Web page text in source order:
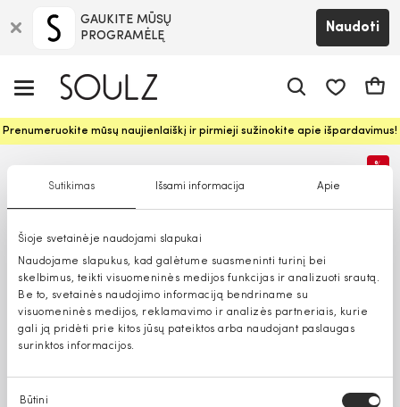
Sutikimas Išsami informacija Apie
Šioje svetainėje naudojami slapukai
Naudojame slapukus, kad galėtume suasmeninti turinį bei
skelbimus, teikti visuomeninės medijos funkcijas ir analizuoti srautą.
Be to, svetainės naudojimo informaciją bendriname su
visuomeninės medijos, reklamavimo ir analizės partneriais, kurie
gali ją pridėti prie kitos jūsų pateiktos arba naudojant paslaugas
surinktos informacijos.
Sutikimo
Būtini
GAUKITE MŪSŲ
PROGRAMĖLĘ
Naudoti
Prenumeruokite mūsų naujienlaiškį ir pirmieji sužinokite apie išpardavimus!
%